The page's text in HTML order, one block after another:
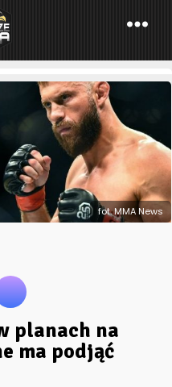
UFC»Walka weteranów w
podjąć Diego Sancheza
fot. MMA News
planach na
ma podjąć